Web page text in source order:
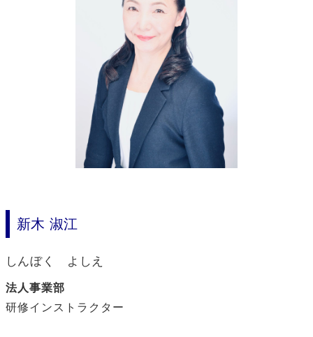
新木 淑江
しんぼく よしえ
法人事業部
研修インストラクター